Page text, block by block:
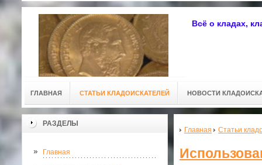
Всё о кладах,
ГЛАВНАЯ СТАТЬИ КЛАДОИСКАТЕЛЕЙ НОВОСТИ
РАЗДЕЛЫ
Главная
Главная Статьи